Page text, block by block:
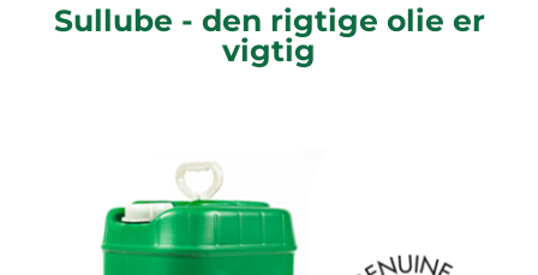
Sullube - den rigtige olie er
vigtig